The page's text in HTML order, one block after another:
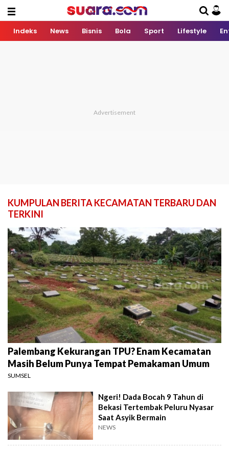
Indeks News Bisnis Bola Sport Lifestyle
KUMPULAN BERITA KECAMATAN TERBARU DAN
TERKINI
Palembang Kekurangan TPU? Enam Kecamatan
Masih Belum Punya Tempat Pemakaman Umum
SUMSEL
Ngeri! Dada Bocah 9 Tahun di
Bekasi Tertembak Peluru Nyasar
Saat Asyik Bermain
NEWS